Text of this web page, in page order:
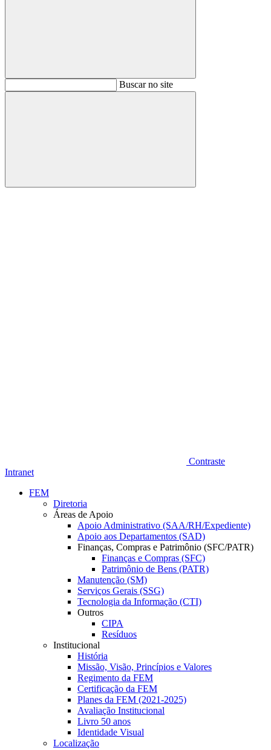
BuscarBuscar no site
Buscar
Contraste
Intranet
FEM
Diretoria
Áreas de Apoio
Apoio Administrativo (SAA/RH/Expediente)
Apoio aos Departamentos (SAD)
Finanças, Compras e Patrimônio (SFC/PATR)
Finanças e Compras (SFC)
Patrimônio de Bens (PATR)
Manutenção (SM)
Serviços Gerais (SSG)
Tecnologia da Informação (CTI)
Outros
CIPA
Resíduos
Institucional
História
Missão, Visão, Princípios e Valores
Regimento da FEM
Certificação da FEM
Planes da FEM (2021-2025)
Avaliação Institucional
Livro 50 anos
Identidade Visual
Localização